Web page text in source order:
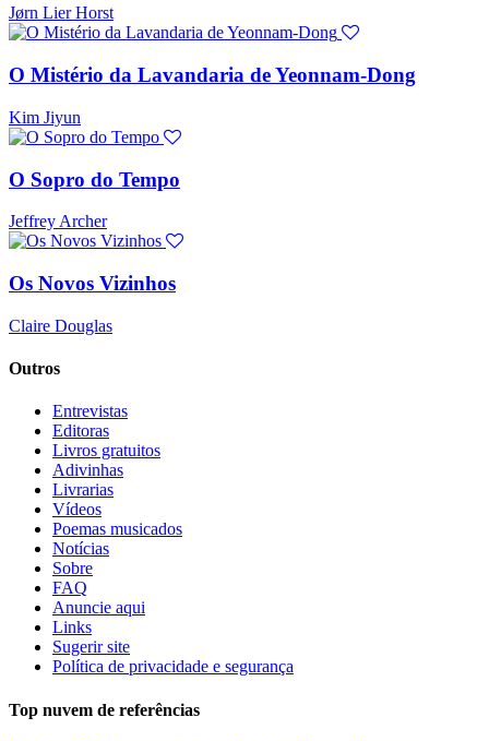
Jørn Lier Horst
O Mistério da Lavandaria de Yeonnam-Dong
Kim Jiyun
O Sopro do Tempo
Jeffrey Archer
Os Novos Vizinhos
Claire Douglas
Outros
Entrevistas
Editoras
Livros gratuitos
Adivinhas
Livrarias
Vídeos
Poemas musicados
Notícias
Sobre
FAQ
Anuncie aqui
Links
Sugerir site
Política de privacidade e segurança
Top nuvem de referências